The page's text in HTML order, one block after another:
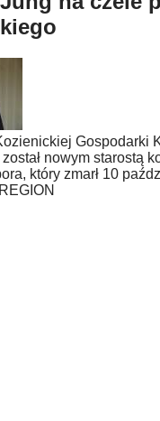
Gospodarki
nowym starostą
który zmarł 10
REGION